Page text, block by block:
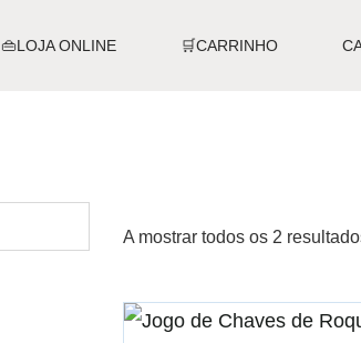
👜LOJA ONLINE 🛒CARRINHO
A mostrar todos os 2